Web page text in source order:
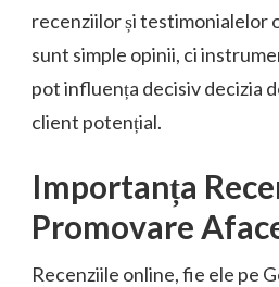
recenziilor și testimonialelor
sunt simple opinii, ci
pot influența decisiv decizia
client potențial.
Importanța
Promovare
Recenziile online, fie ele pe